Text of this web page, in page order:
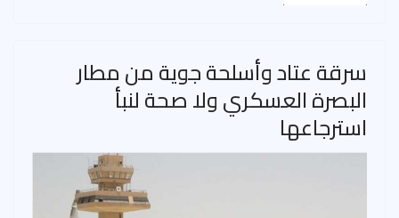
A
p
p
o
ok
m
t
سرقة عتاد وأسلحة جوية من مطار
البصرة العسكري ولا صحة لنبأ
استرجاعها